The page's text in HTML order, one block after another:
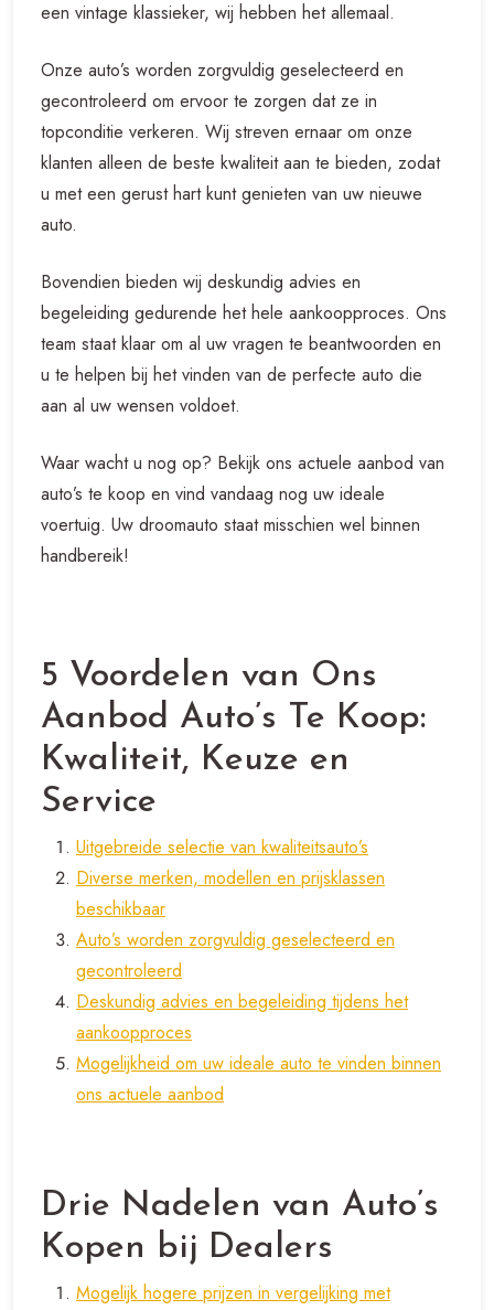
een vintage klassieker, wij hebben het allemaal.
Onze auto’s worden zorgvuldig geselecteerd en
gecontroleerd om ervoor te zorgen dat ze in
topconditie verkeren. Wij streven ernaar om onze
klanten alleen de beste kwaliteit aan te bieden, zodat
u met een gerust hart kunt genieten van uw nieuwe
auto.
Bovendien bieden wij deskundig advies en
begeleiding gedurende het hele aankoopproces. Ons
team staat klaar om al uw vragen te beantwoorden en
u te helpen bij het vinden van de perfecte auto die
aan al uw wensen voldoet.
Waar wacht u nog op? Bekijk ons actuele aanbod van
auto’s te koop en vind vandaag nog uw ideale
voertuig. Uw droomauto staat misschien wel binnen
handbereik!
5 Voordelen van Ons
Aanbod Auto’s Te Koop:
Kwaliteit, Keuze en
Service
Uitgebreide selectie van kwaliteitsauto’s
Diverse merken, modellen en prijsklassen
beschikbaar
Auto’s worden zorgvuldig geselecteerd en
gecontroleerd
Deskundig advies en begeleiding tijdens het
aankoopproces
Mogelijkheid om uw ideale auto te vinden binnen
ons actuele aanbod
Drie Nadelen van Auto’s
Kopen bij Dealers
Mogelijk hogere prijzen in vergelijking met